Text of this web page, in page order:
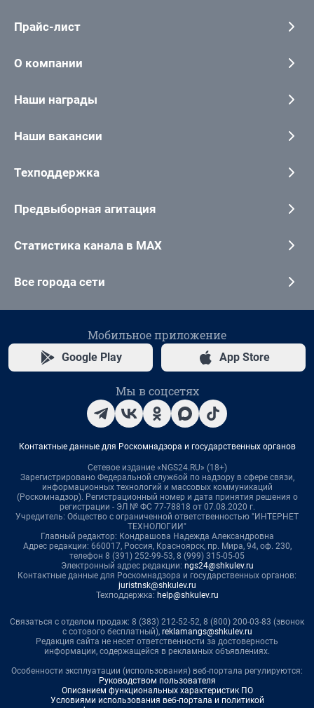
Прайс-лист
О компании
Наши награды
Наши вакансии
Техподдержка
Предвыборная агитация
Статистика канала в MAX
Все города сети
Мобильное приложение
Google Play App Store
Мы в соцсетях
Контактные данные для Роскомнадзора и государственных органов
Сетевое издание «NGS24.RU» (18+)
Зарегистрировано Федеральной службой по надзору в сфере связи,
информационных технологий и массовых коммуникаций
(Роскомнадзор). Регистрационный номер и дата принятия решения о
регистрации - ЭЛ № ФС 77-78818 от 07.08.2020 г.
Учредитель: Общество с ограниченной ответственностью "ИНТЕРНЕТ
ТЕХНОЛОГИИ"
Главный редактор: Кондрашова Надежда Александровна
Адрес редакции: 660017, Россия, Красноярск, пр. Мира, 94, оф. 230,
телефон 8 (391) 252-99-53, 8 (999) 315-05-05
Электронный адрес редакции: ngs24@shkulev.ru
Контактные данные для Роскомнадзора и государственных органов:
juristnsk@shkulev.ru
Техподдержка: help@shkulev.ru
Связаться с отделом продаж: 8 (383) 212-52-52, 8 (800) 200-03-83 (звонок
с сотового бесплатный), reklamangs@shkulev.ru
Редакция сайта не несет ответственности за достоверность
информации, содержащейся в рекламных объявлениях.
Особенности эксплуатации (использования) веб-портала регулируются:
Руководством пользователя
Описанием функциональных характеристик ПО
Условиями использования веб-портала и политикой